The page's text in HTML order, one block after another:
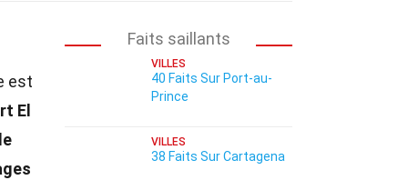
est
El
Faits saillants
VILLES
40 Faits Sur Port-au-
Prince
VILLES
38 Faits Sur Cartagena